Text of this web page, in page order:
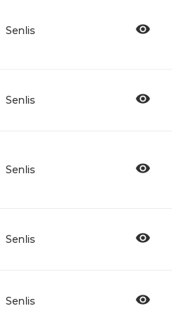
Senlis
Senlis
Senlis
Senlis
Senlis